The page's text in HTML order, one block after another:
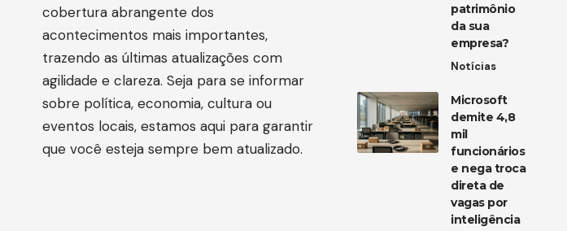
cobertura abrangente dos
acontecimentos mais importantes,
trazendo as últimas atualizações com
agilidade e clareza. Seja para se informar
sobre política, economia, cultura ou
eventos locais, estamos aqui para garantir
que você esteja sempre bem atualizado.
patrimônio
da sua
empresa?
Notícias
Microsoft
demite 4,8
mil
funcionários
e nega troca
direta de
vagas por
inteligência